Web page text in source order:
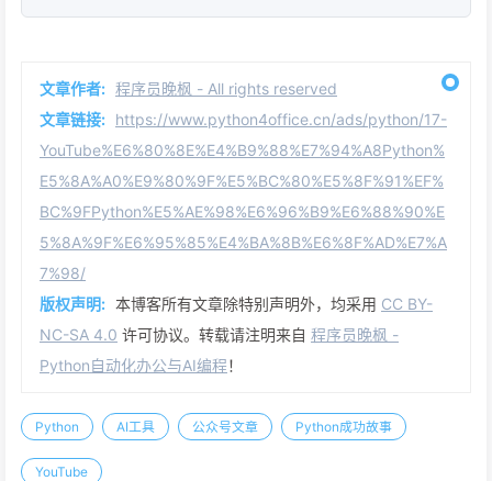
文章作者: 程序员晚枫 - All rights reserved
文章链接: https://www.python4office.cn/ads/python/17-
YouTube%E6%80%8E%E4%B9%88%E7%94%A8Python%
E5%8A%A0%E9%80%9F%E5%BC%80%E5%8F%91%EF%
BC%9FPython%E5%AE%98%E6%96%B9%E6%88%90%E
5%8A%9F%E6%95%85%E4%BA%8B%E6%8F%AD%E7%A
7%98/
版权声明: 本博客所有文章除特别声明外，均采用 CC BY-
NC-SA 4.0 许可协议。转载请注明来自 程序员晚枫 -
Python自动化办公与AI编程！
Python AI工具 公众号文章 Python成功故事
YouTube